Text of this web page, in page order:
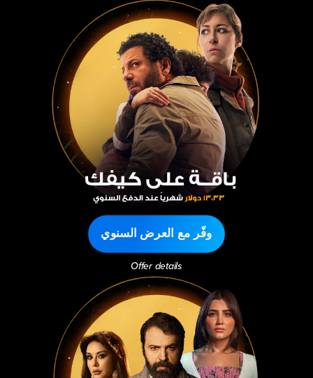
وفّر مع العرض السنوي
Offer details